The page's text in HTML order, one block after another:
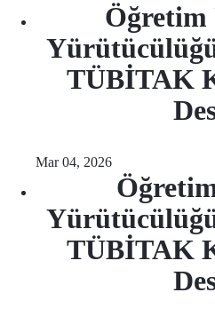
Öğretim
TÜBİTAK
Mar 04, 2026
TÜBİTAK